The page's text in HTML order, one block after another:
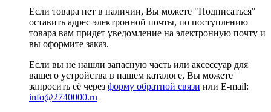
Если товара нет в наличии, Вы можете "Подписаться"
оставить адрес электронной почты, по поступлению
товара вам придет уведомление на электронную почту и
вы оформите заказ.
Если вы не нашли запасную часть или аксессуар для
вашего устройства в нашем каталоге, Вы можете
запросить её через форму обратной связи или E-mail:
info@2740000.ru